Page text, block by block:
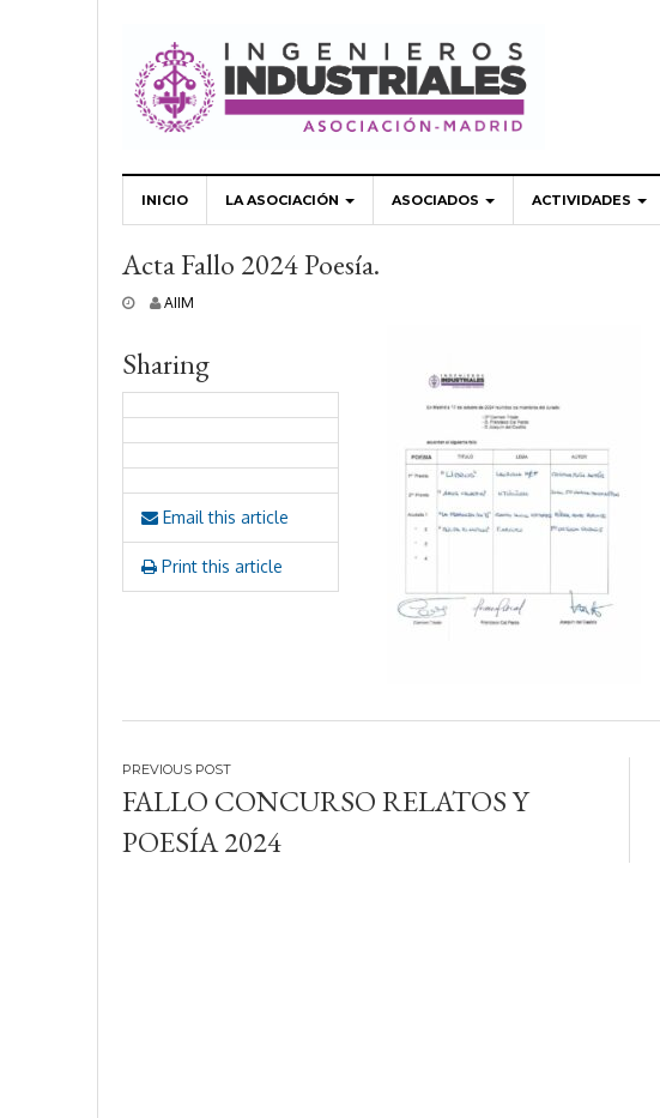
INICIO LA ASOCIACIÓN ASOCIADOS ACTIVIDADES
Acta Fallo 2024 Poesía.
c
b
r
e
0
2
4
AIIM
Sharing
Email this article
Print this article
Navegación
de
entradas
FALLO CONCURSO RELATOS Y
POESÍA 2024